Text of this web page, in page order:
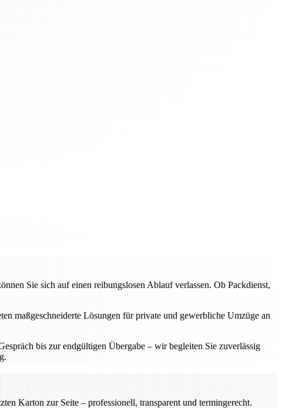
Sie sich auf einen reibungslosen Ablauf verlassen. Ob Packdienst,
maßgeschneiderte Lösungen für private und gewerbliche Umzüge an
bis zur endgültigen Übergabe – wir begleiten Sie zuverlässig
Karton zur Seite – professionell, transparent und termingerecht.